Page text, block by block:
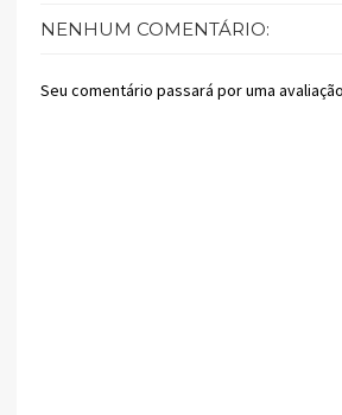
NENHUM COMENTÁRIO:
Seu comentário passará por uma